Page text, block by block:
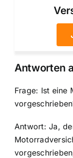
Antworten
Frage: Ist eine
Antwort: Ja,